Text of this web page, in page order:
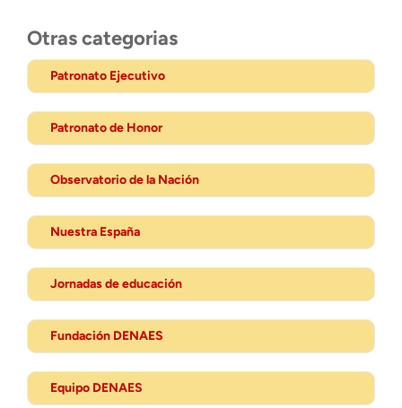
Otras categorias
Patronato Ejecutivo
Patronato de Honor
Observatorio de la Nación
Nuestra España
Jornadas de educación
Fundación DENAES
Equipo DENAES